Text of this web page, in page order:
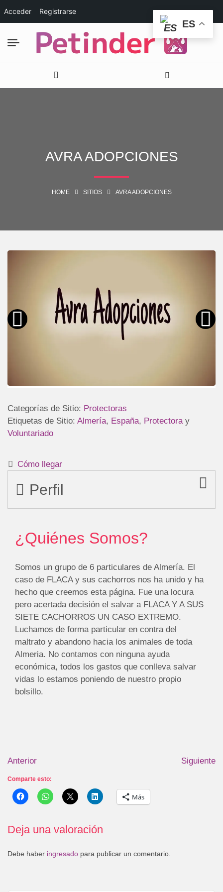
Acceder Registrarse
AVRA ADOPCIONES
HOME SITIOS AVRA ADOPCIONES
Categorías de Sitio: Protectoras
Etiquetas de Sitio: Almería, España, Protectora y
Voluntariado
Cómo llegar
Perfil
¿Quiénes Somos?
Somos un grupo de 6 particulares de Almería. El
caso de FLACA y sus cachorros nos ha unido y ha
hecho que creemos esta página. Fue una locura
pero acertada decisión el salvar a FLACA Y A SUS
SIETE CACHORROS UN CASO EXTREMO.
Luchamos de forma particular en contra del
maltrato y abandono hacia los animales de toda
Almeria. No contamos con ninguna ayuda
económica, todos los gastos que conlleva salvar
vidas lo estamos poniendo de nuestro propio
bolsillo.
Anterior Siguiente
Comparte esto:
Más
Deja una valoración
Debe haber ingresado para publicar un comentario.
ES